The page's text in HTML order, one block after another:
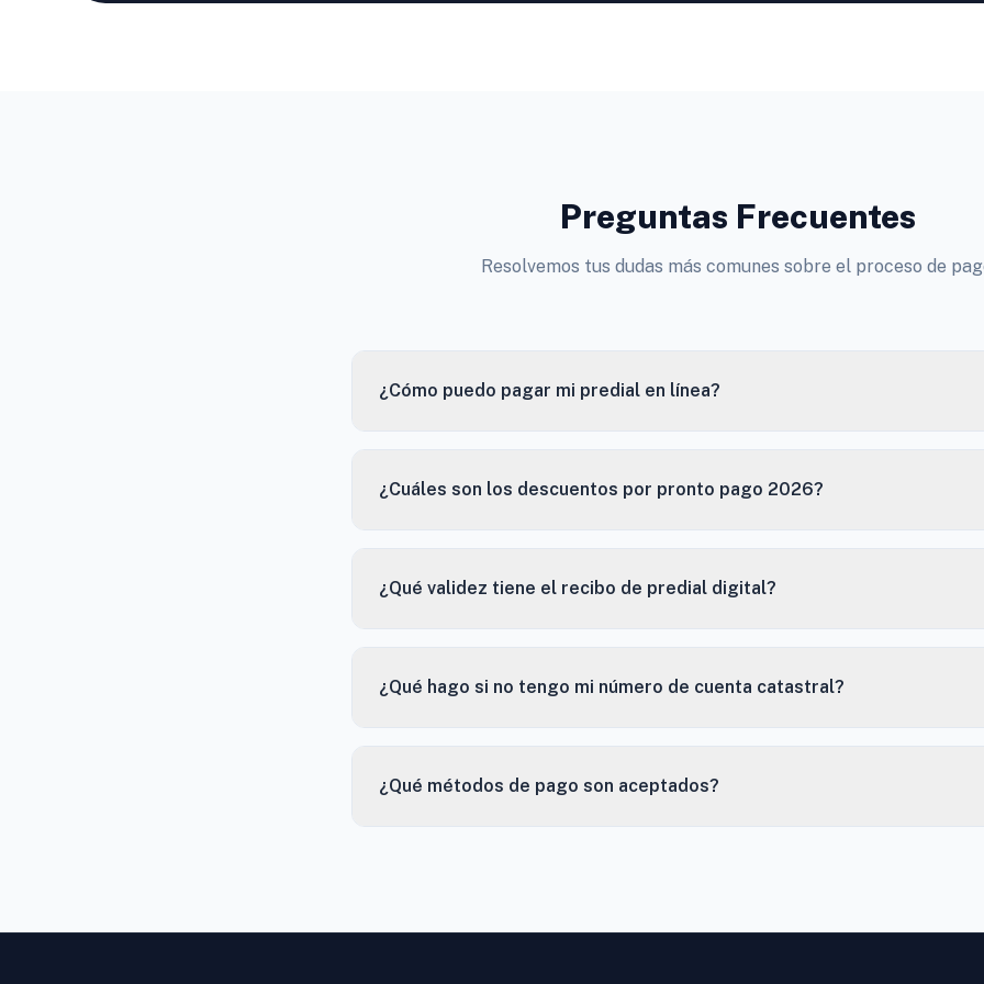
Preguntas Frecuentes
Resolvemos tus dudas más comunes sobre el proceso de
¿Cómo puedo pagar mi predial en línea?
¿Cuáles son los descuentos por pronto pago 2026?
¿Qué validez tiene el recibo de predial digital?
¿Qué hago si no tengo mi número de cuenta catastral?
¿Qué métodos de pago son aceptados?